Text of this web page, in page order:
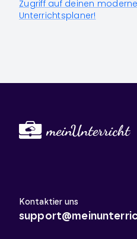
Zugriff auf deinen
Unterrichtsplaner!
Kontaktier uns